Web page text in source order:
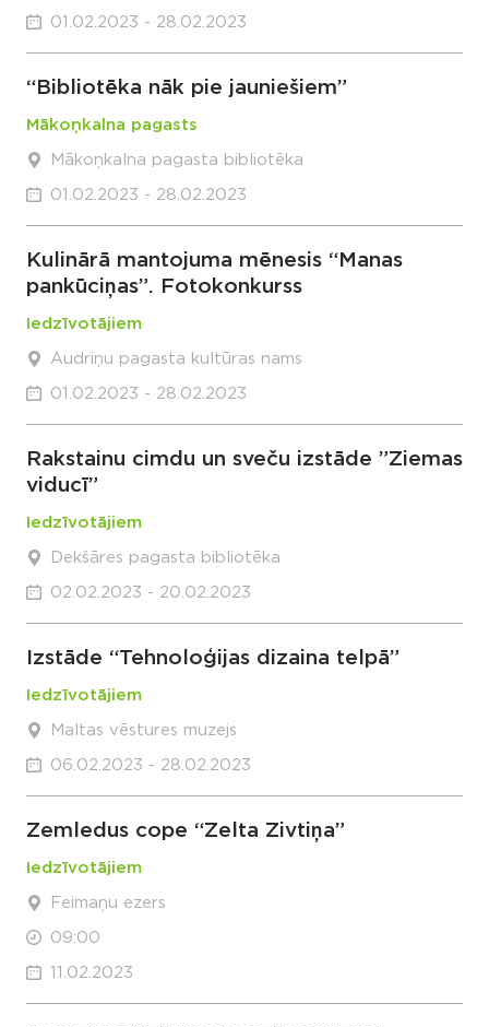
01.02.2023 - 28.02.2023
“Bibliotēka nāk pie jauniešiem”
Mākoņkalna pagasts
Mākoņkalna pagasta bibliotēka
01.02.2023 - 28.02.2023
Kulinārā mantojuma mēnesis “Manas
pankūciņas”. Fotokonkurss
Iedzīvotājiem
Audriņu pagasta kultūras nams
01.02.2023 - 28.02.2023
Rakstainu cimdu un sveču izstāde ”Ziemas
viducī”
Iedzīvotājiem
Dekšāres pagasta bibliotēka
02.02.2023 - 20.02.2023
Izstāde “Tehnoloģijas dizaina telpā”
Iedzīvotājiem
Maltas vēstures muzejs
06.02.2023 - 28.02.2023
Zemledus cope “Zelta Zivtiņa”
Iedzīvotājiem
Feimaņu ezers
09:00
11.02.2023